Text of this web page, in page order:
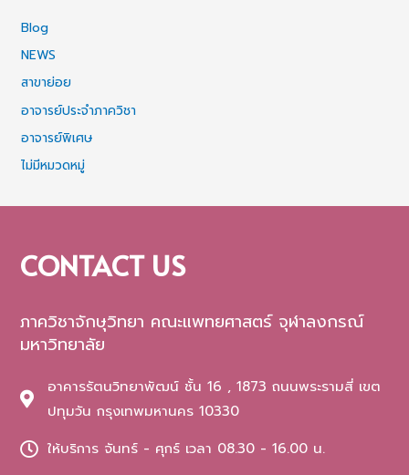
Blog
NEWS
สาขาย่อย
อาจารย์ประจำภาควิชา
อาจารย์พิเศษ
ไม่มีหมวดหมู่
CONTACT US
ภาควิชาจักษุวิทยา คณะแพทยศาสตร์ จุฬาลงกรณ์
มหาวิทยาลัย
อาคารรัตนวิทยาพัฒน์ ชั้น 16 , 1873 ถนนพระรามสี่ เขต
ปทุมวัน กรุงเทพมหานคร 10330
ให้บริการ จันทร์ - ศุกร์ เวลา 08.30 - 16.00 น.